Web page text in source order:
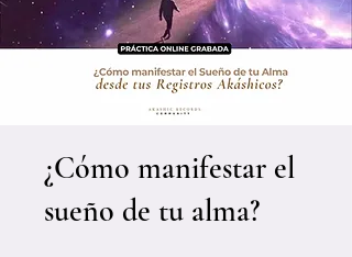
¿Cómo manifestar el
sueño de tu alma?